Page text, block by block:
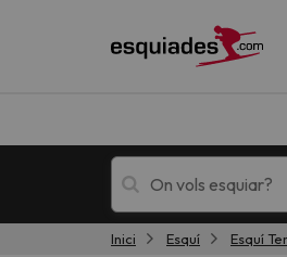
Inici Esquí Esquí